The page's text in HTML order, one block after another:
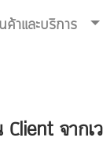
ค้าและบริการ
จากเ